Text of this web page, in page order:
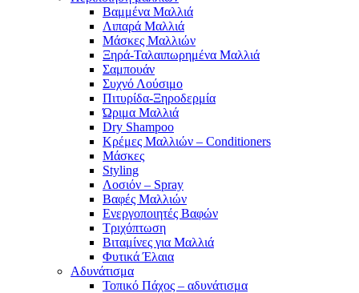
Βαμμένα Μαλλιά
Λιπαρά Μαλλιά
Μάσκες Μαλλιών
Ξηρά-Ταλαιπωρημένα Μαλλιά
Σαμπουάν
Συχνό Λούσιμο
Πιτυρίδα-Ξηροδερμία
Ώριμα Μαλλιά
Dry Shampoo
Κρέμες Μαλλιών – Conditioners
Μάσκες
Styling
Λοσιόν – Spray
Βαφές Μαλλιών
Ενεργοποιητές Βαφών
Τριχόπτωση
Βιταμίνες για Μαλλιά
Φυτικά Έλαια
Αδυνάτισμα
Τοπικό Πάχος – αδυνάτισμα